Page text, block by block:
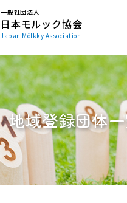
一般社団法人
日本モルック協会
Japan Mölkky Association
地域登録団体